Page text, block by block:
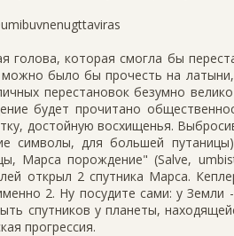
голова, которая смогла бы
было бы прочесть на
перестановок безумно
будет прочитано
достойную восхищенья.
символы, для большей
Марса порождение" (Salve,
открыл 2 спутника Марса.
2. Ну посудите сами: у Земли
спутников у планеты,
прогрессия.